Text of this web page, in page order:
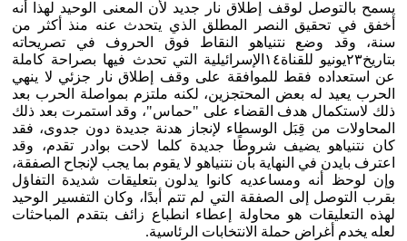
يسمح بالتوصل لوقف إطلاق نار جديد لأن المعنى الوحيد لهذا أنه
أخفق في تحقيق النصر المطلق الذي يتحدث عنه منذ أكثر من
سنة، وقد وضع نتنياهو النقاط فوق الحروف في تصريحاته
بتاريخ٢٣يونيو للقناة١٤الإسرائيلية التي تحدث فيها بصراحة كاملة
عن استعداده فقط للموافقة على وقف إطلاق نار جزئي لا ينهي
الحرب يعيد له بعض المحتجزين، لكنه ملتزم بمواصلة الحرب بعد
ذلك لاستكمال هدف القضاء على "حماس"، وقد استمرت بعد ذلك
المحاولات من قِبَل الوسطاء لإنجاز هدنة جديدة دون جدوى، فقد
كان نتنياهو يضيف شروطًا جديدة كلما لاحت بوادر تقدم، وقد
اعترف بايدن في النهاية بأن نتنياهو لا يقوم بما يجب لإنجاح الصفقة،
وإن لوحظ أنه ومساعديه كانوا يدلون بتعليقات شديدة التفاؤل
بقرب التوصل إلى الصفقة التي لم تتم أبدًا، وكان التفسير الوحيد
لهذه التعليقات هو محاولة إعطاء انطباع زائف بتقدم المباحثات
لعله يخدم أغراض حملة الانتخابات الرئاسية.